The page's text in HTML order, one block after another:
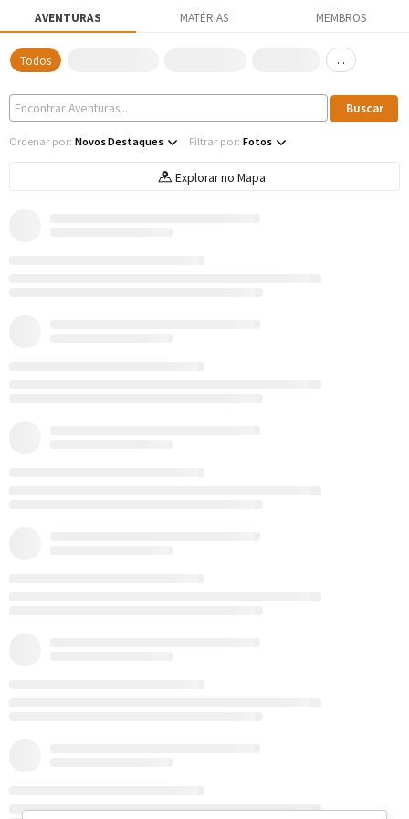
AVENTURAS MATÉRIAS MEMBROS
Todos ...
Ordenar por: Novos Destaques Filtrar por: Fotos
Explorar no Mapa